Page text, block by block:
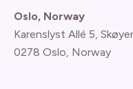
Oslo, Norway
Karenslyst Allé 5,
0278 Oslo, Norway